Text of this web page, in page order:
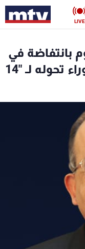
LIVE
بانتفاضة في
داخله وإحساسه بالثورات وراء تحوله لـ "14